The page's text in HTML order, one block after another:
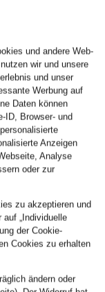
und andere Web-
wir und unsere
und unser
Werbung auf
Daten können
ID, Browser- und
Anzeigen
Analyse
oder zur
zu akzeptieren und
„Individuelle
der Cookie-
Cookies zu erhalten
ändern oder